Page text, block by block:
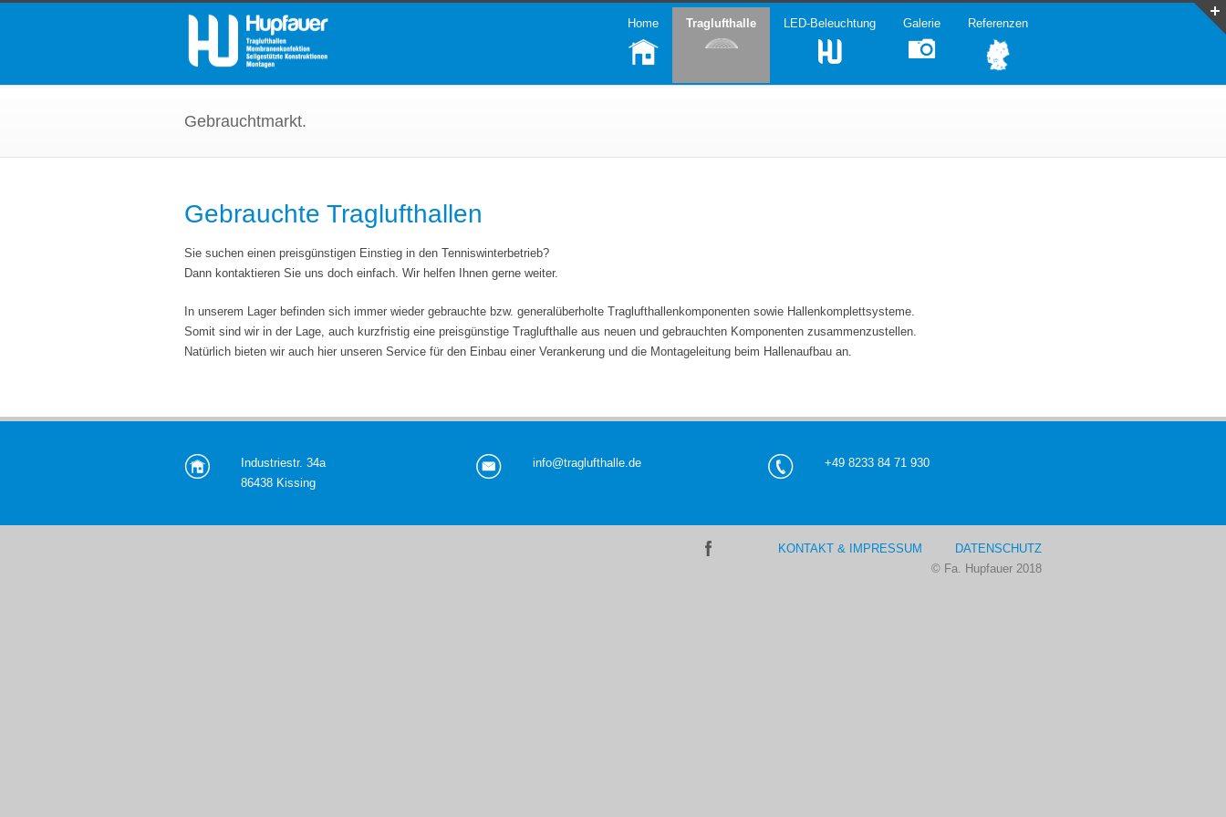
Home Traglufthalle LED-Beleuchtung Galerie Referenzen
Gebrauchtmarkt.
Gebrauchte Traglufthallen
Sie suchen einen preisgünstigen Einstieg in den Tenniswinterbetrieb?
Dann kontaktieren Sie uns doch einfach. Wir helfen Ihnen gerne weiter.
In unserem Lager befinden sich immer wieder gebrauchte bzw. generalüberholte Traglufthallenkomponenten sowie Hallenkomplettsysteme.
Somit sind wir in der Lage, auch kurzfristig eine preisgünstige Traglufthalle aus neuen und gebrauchten Komponenten zusammenzustellen.
Natürlich bieten wir auch hier unseren Service für den Einbau einer Verankerung und die Montageleitung beim Hallenaufbau an.
Industriestr. 34a
86438 Kissing
info@traglufthalle.de +49 8233 84 71 930
KONTAKT & IMPRESSUM
DATENSCHUTZ
© Fa. Hupfauer 2018